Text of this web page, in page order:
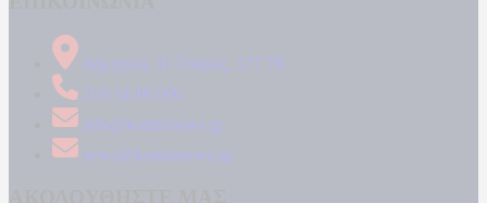
Δήμητρος 31 Ταύρος, 177 78
210 34 89 000
info@kontranews.gr
news@kontranews.gr